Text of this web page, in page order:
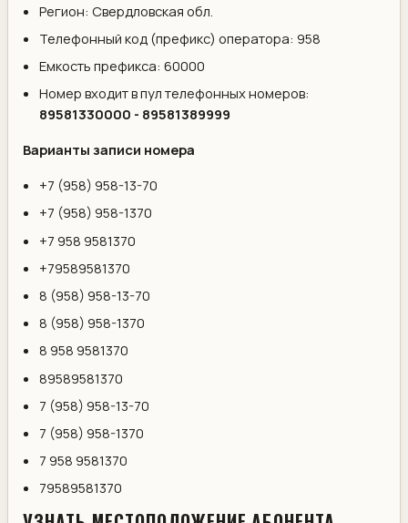
Регион: Свердловская обл.
Телефонный код (префикс) оператора: 958
Емкость префикса: 60000
Номер входит в пул телефонных номеров:
89581330000 - 89581389999
Варианты записи номера
+7 (958) 958-13-70
+7 (958) 958-1370
+7 958 9581370
+79589581370
8 (958) 958-13-70
8 (958) 958-1370
8 958 9581370
89589581370
7 (958) 958-13-70
7 (958) 958-1370
7 958 9581370
79589581370